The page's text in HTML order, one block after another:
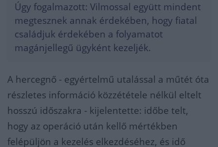
Úgy fogalmazott: Vilmossal együtt mindent
megtesznek annak érdekében, hogy fiatal
családjuk érdekében a folyamatot
magánjellegű ügyként kezeljék.
A hercegnő - egyértelmű utalással a műtét óta
részletes információ közzététele nélkül eltelt
hosszú időszakra - kijelentette: időbe telt,
hogy az operáció után kellő mértékben
felépüljön a kezelés elkezdéséhez, és idő